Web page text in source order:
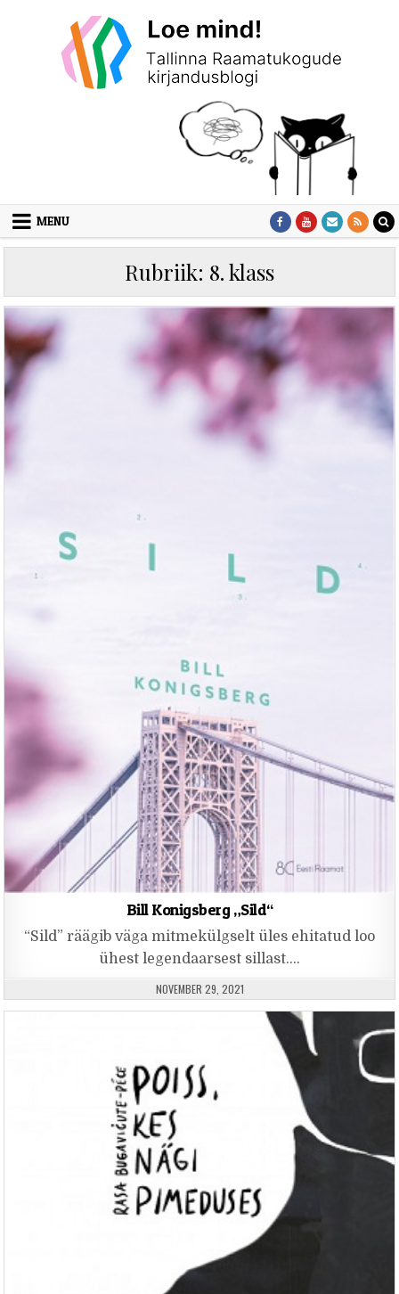
MENU
Rubriik: 8. klass
Bill Konigsberg „Sild“
“Sild” räägib väga mitmekülgselt üles ehitatud loo
ühest legendaarsest sillast….
PUBLISHED DATE:
NOVEMBER 29, 2021